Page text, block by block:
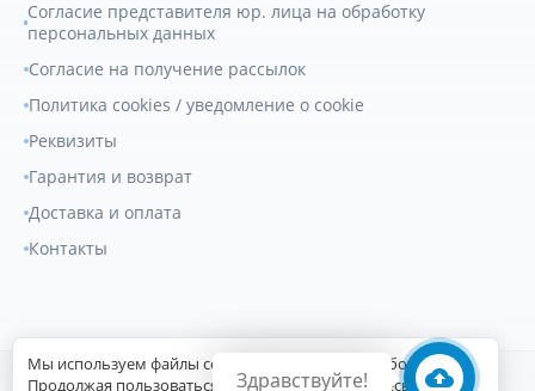
Здравствуйте!
Согласие представителя юр. лица на обработку
персональных данных
Согласие на получение рассылок
Политика cookies / уведомление о cookie
Реквизиты
Гарантия и возврат
Доставка и оплата
Контакты
© 2007-2026Геркулес Трак. Все права защищены.
Мы используем файлы cookie для улучшения работы сайта.
Продолжая пользоваться сайтом, вы соглашаетесь с